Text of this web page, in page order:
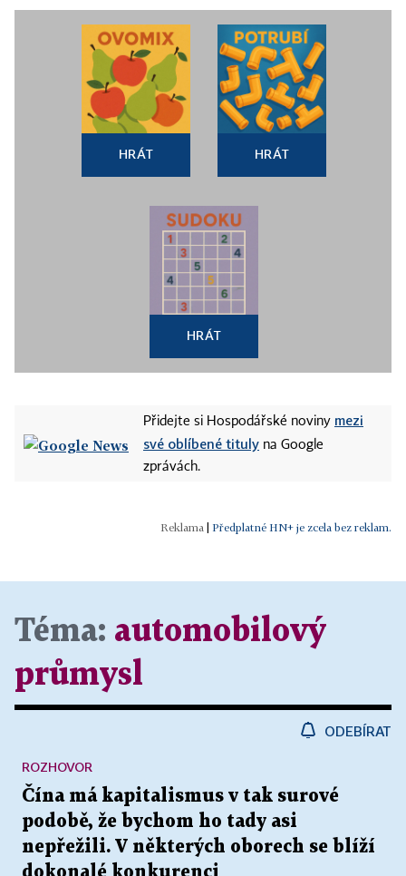
HRÁT HRÁT
HRÁT
Přidejte si Hospodářské noviny mezi
své oblíbené tituly na Google
zprávách.
Předplatné HN+ je zcela bez reklam.
Téma: automobilový
průmysl
ODEBÍRAT
Čína má kapitalismus v tak surové
podobě, že bychom ho tady asi
nepřežili. V některých oborech se blíží
dokonalé konkurenci
ROZHOVOR